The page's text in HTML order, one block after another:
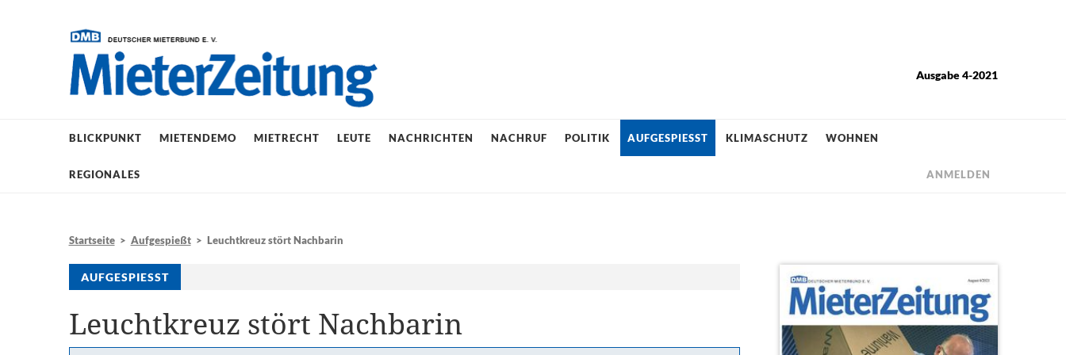
Ausgabe 4-2021
BLICKPUNKT MIETENDEMO MIETRECHT LEUTE NACHRICHTEN NACHRUF POLITIK AUFGESPIESST KLIMASCHUTZ WOHNEN
REGIONALES ANMELDEN
Startseite> Aufgespießt> Leuchtkreuz stört Nachbarin
AUFGESPIESST
Leuchtkreuz stört Nachbarin